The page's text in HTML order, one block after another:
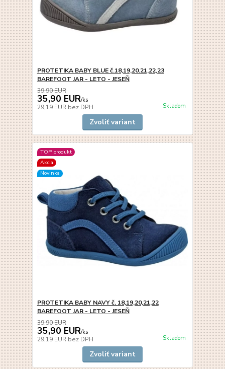
PROTETIKA BABY BLUE č.18,19,20.21,22,23
BAREFOOT JAR - LETO - JESEŇ
39,90 EUR
35,90 EUR/ks
29,19 EUR bez DPH Skladom
Zvoliť variant
TOP produkt
Akcia
Novinka
PROTETIKA BABY NAVY č. 18,19,20,21,22
BAREFOOT JAR - LETO - JESEŇ
39,90 EUR
35,90 EUR/ks
29,19 EUR bez DPH Skladom
Zvoliť variant